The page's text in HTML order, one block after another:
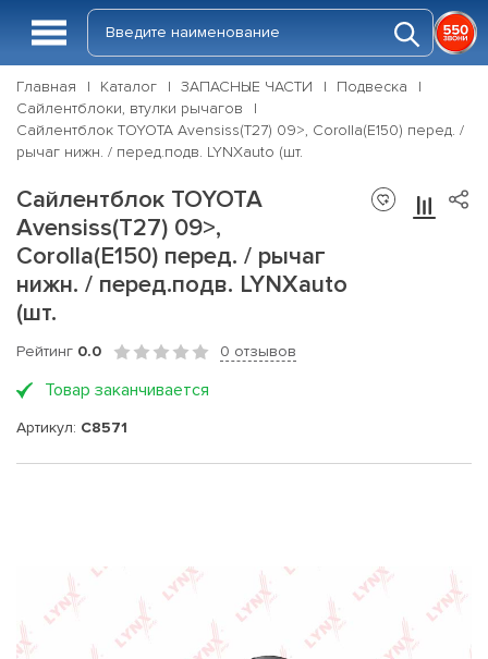
Главная Каталог ЗАПАСНЫЕ ЧАСТИ
Подвеска
Сайлентблоки, втулки рычагов
Сайлентблок TOYOTA Avensiss(T27) 09>, Corolla(E150) перед. /
рычаг нижн. / перед.подв. LYNXauto (шт.
Сайлентблок TOYOTA
Avensiss(T27) 09>,
Corolla(E150) перед. / рычаг
нижн. / перед.подв. LYNXauto
(шт.
Рейтинг 0.0 0 отзывов
Товар заканчивается
Артикул: C8571